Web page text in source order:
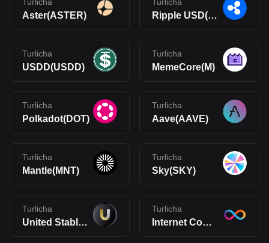
Turlicha
Aster(ASTER)
Turlicha
Ripple USD(RLUSD)
Turlicha
USDD(USDD)
Turlicha
MemeCore(M)
Turlicha
Polkadot(DOT)
Turlicha
Aave(AAVE)
Turlicha
Mantle(MNT)
Turlicha
Sky(SKY)
Turlicha
United Stables(U)
Turlicha
Internet Computer(ICP)